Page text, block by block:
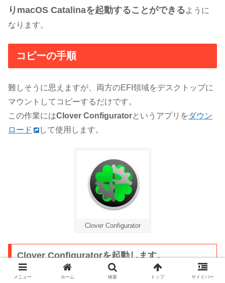
りmacOS Catalinaを起動することができるように
なります。
コピーの手順
難しそうに思えますが、両方のEFI領域をデスクトップに
マウントしてコピーするだけです。
この作業にはClover Configuratorというアプリを ダウン
ロード
して使用します。
Clover Configurator
Clover Configuratorを起動します。
メニュー ホーム 検索 トップ サイドバー